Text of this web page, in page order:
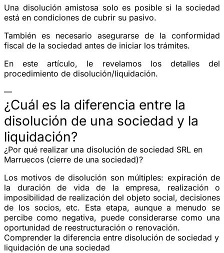
Una disolución amistosa solo es posible si la sociedad
está en condiciones de cubrir su pasivo.
También es necesario asegurarse de la conformidad
fiscal de la sociedad antes de iniciar los trámites.
En este artículo, le revelamos los detalles del
procedimiento de disolución/liquidación.
—
¿Cuál es la diferencia entre la
disolución de una sociedad y la
liquidación?
¿Por qué realizar una disolución de sociedad SRL en
Marruecos (cierre de una sociedad)?
Los motivos de disolución son múltiples: expiración de
la duración de vida de la empresa, realización o
imposibilidad de realización del objeto social, decisiones
de los socios, etc. Esta etapa, aunque a menudo se
percibe como negativa, puede considerarse como una
oportunidad de reestructuración o renovación.
Comprender la diferencia entre disolución de sociedad y
liquidación de una sociedad